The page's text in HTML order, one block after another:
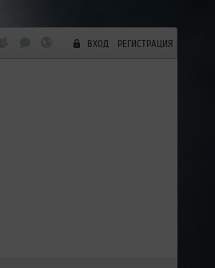
ВХОД РЕГИСТРАЦИЯ